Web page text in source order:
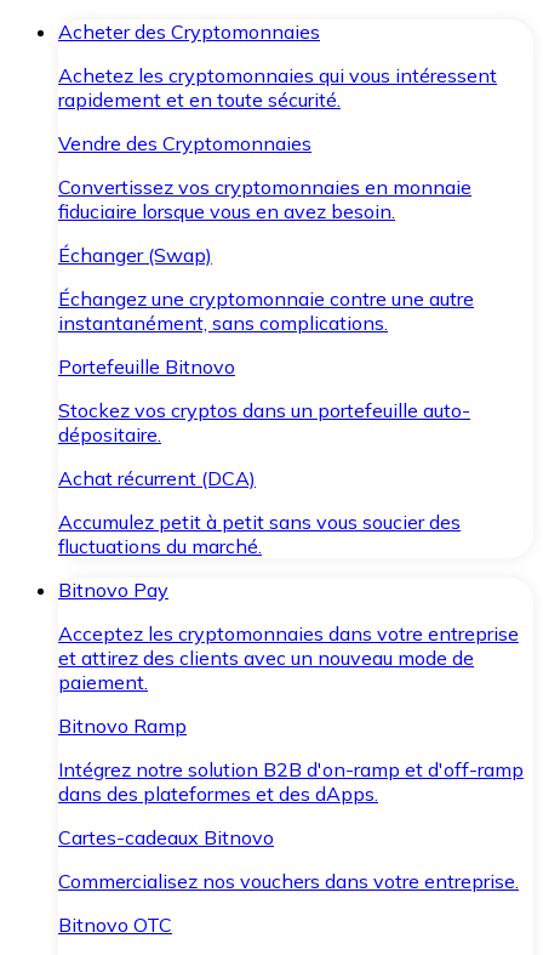
Acheter des Cryptomonnaies
Achetez les cryptomonnaies qui vous intéressent
rapidement et en toute sécurité.
Vendre des Cryptomonnaies
Convertissez vos cryptomonnaies en monnaie
fiduciaire lorsque vous en avez besoin.
Échanger (Swap)
Échangez une cryptomonnaie contre une autre
instantanément, sans complications.
Portefeuille Bitnovo
Stockez vos cryptos dans un portefeuille auto-
dépositaire.
Achat récurrent (DCA)
Accumulez petit à petit sans vous soucier des
fluctuations du marché.
Bitnovo Pay
Acceptez les cryptomonnaies dans votre entreprise
et attirez des clients avec un nouveau mode de
paiement.
Bitnovo Ramp
Intégrez notre solution B2B d'on-ramp et d'off-ramp
dans des plateformes et des dApps.
Cartes-cadeaux Bitnovo
Commercialisez nos vouchers dans votre entreprise.
Bitnovo OTC